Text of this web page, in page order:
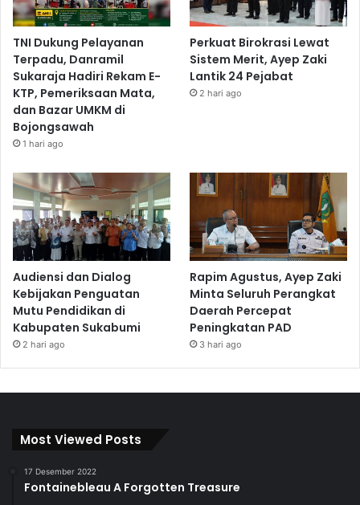
TNI Dukung Pelayanan
Terpadu, Danramil
Sukaraja Hadiri Rekam E-
KTP, Pemeriksaan Mata,
dan Bazar UMKM di
Bojongsawah
1 hari ago
Perkuat Birokrasi Lewat
Sistem Merit, Ayep Zaki
Lantik 24 Pejabat
2 hari ago
Audiensi dan Dialog
Kebijakan Penguatan
Mutu Pendidikan di
Kabupaten Sukabumi
2 hari ago
Rapim Agustus, Ayep Zaki
Minta Seluruh Perangkat
Daerah Percepat
Peningkatan PAD
3 hari ago
Most Viewed Posts
17 Desember 2022
Fontainebleau A Forgotten Treasure